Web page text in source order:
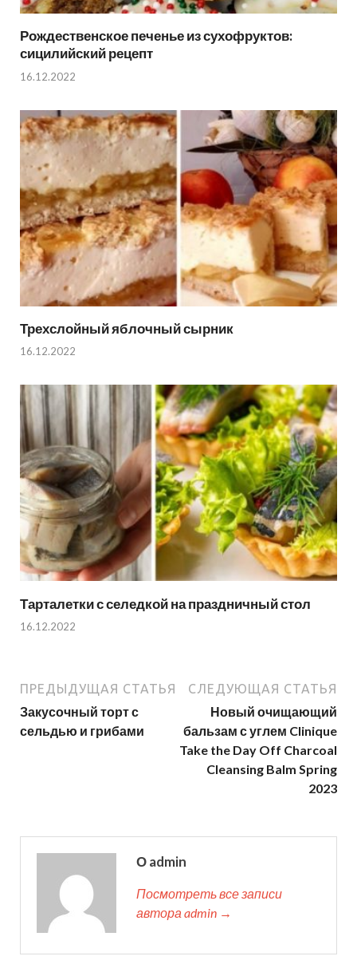
Рождественское печенье из сухофруктов:
сицилийский рецепт
16.12.2022
Трехслойный яблочный сырник
16.12.2022
Тарталетки с селедкой на праздничный стол
16.12.2022
ПРЕДЫДУЩАЯ СТАТЬЯ
Закусочный торт с
сельдью и грибами
СЛЕДУЮЩАЯ СТАТЬЯ
Новый очищающий
бальзам с углем Clinique
Take the Day Off Charcoal
Cleansing Balm Spring
2023
О admin
Посмотреть все записи
автора admin →